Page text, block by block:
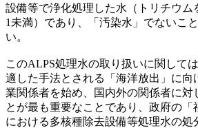
設備等で浄化処理した水（トリチウム
1未満）であり、「汚染水」でないこ
い。
このALPS処理水の取り扱いに関して
適した手法とされる「海洋放出」に向
業関係者を始め、国内外の関係者に対
とが最も重要なことであり、政府の
における多核種除去設備等処理水の処